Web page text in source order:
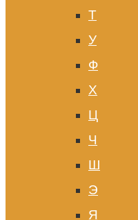
Т
У
Ф
Х
Ц
Ч
Ш
Э
Я